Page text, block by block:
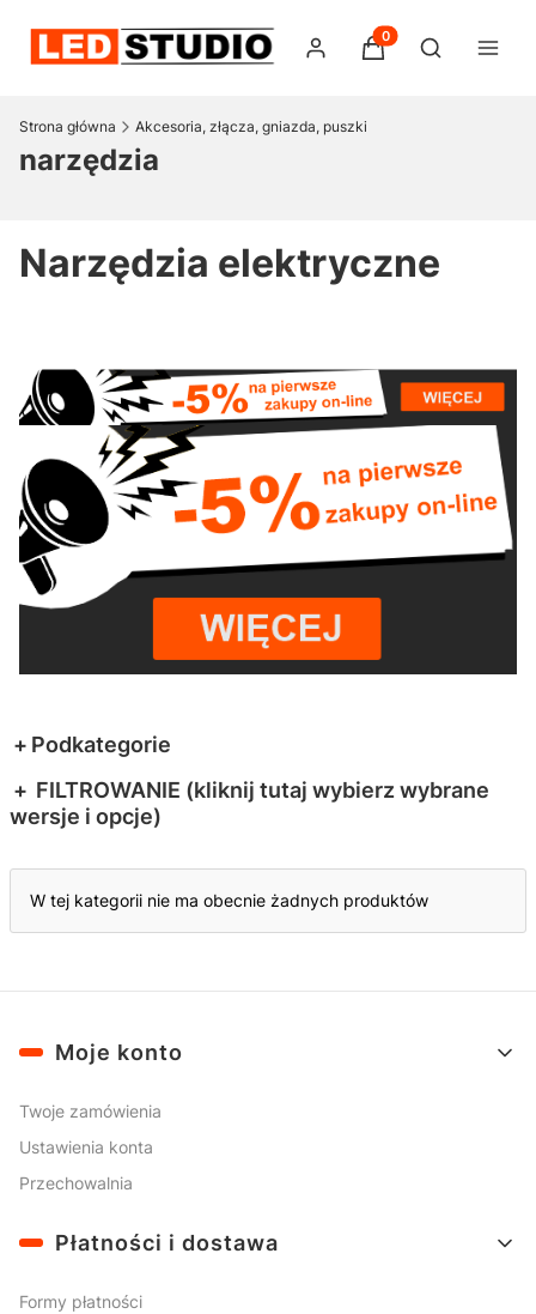
Produkty w
Otwórz
Strona główna Akcesoria, złącza, gniazda, puszki
narzędzia
Narzędzia elektryczne
Podkategorie
FILTROWANIE (kliknij tutaj wybierz wybrane
wersje i opcje)
Lista produktów
W tej kategorii nie ma obecnie żadnych produktów
Linki w stopce
Moje konto
Twoje zamówienia
Ustawienia konta
Przechowalnia
Płatności i dostawa
Formy płatności